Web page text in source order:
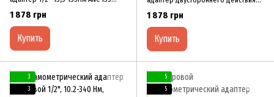
PROTESTER
1 878 грн
Купить
1/2" 20-200Hм ANC-200 PROTESTER
1 878 грн
Купить
3
3
5
5